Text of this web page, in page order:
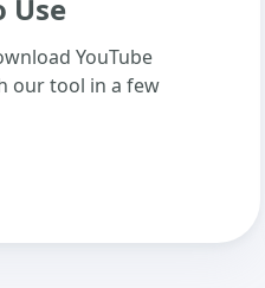
Use
YouTube
our tool in a few